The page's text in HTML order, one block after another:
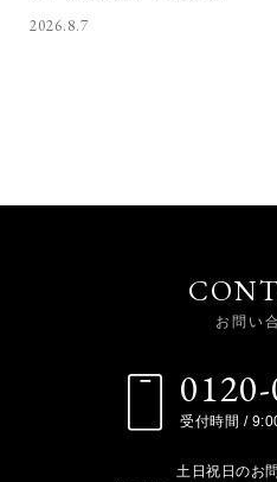
2026.8.7
お問い
受付時間 /
土日祝日のお